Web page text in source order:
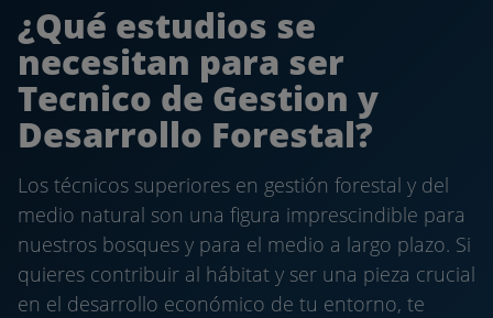
¿Qué estudios se
necesitan para ser
Tecnico de Gestion y
Desarrollo Forestal?
Los técnicos superiores en gestión forestal y del
medio natural son una figura imprescindible para
nuestros bosques y para el medio a largo plazo. Si
quieres contribuir al hábitat y ser una pieza crucial
en el desarrollo económico de tu entorno, te